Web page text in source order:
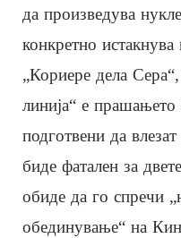
да произведува
конкретно истакнува
„Кориере дела
линија“ е прашањето
подготвени да
биде фатален за
обиде да го спречи
обединување“ на